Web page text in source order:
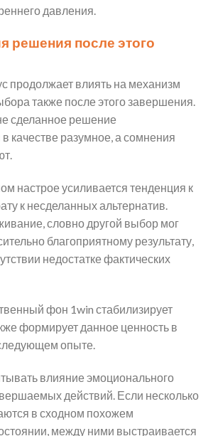
давления.
решения после этого
продолжает влиять на механизм
также после этого завершения.
сделанное решение
в качестве разумное, а сомнения
настрое усиливается тенденция к
к несделанных альтернатив.
словно другой выбор мог
благоприятному результату,
недостатке фактических
фон 1win стабилизирует
формирует данное ценность в
опыте.
влияние эмоционального
действий. Если несколько
в сходном похожем
между ними выстраивается